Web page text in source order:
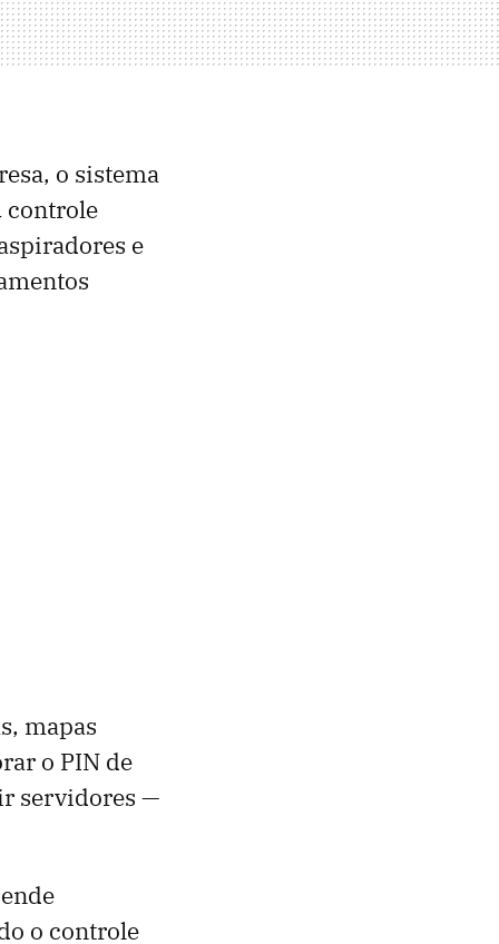
o sistema
controle
e
mapas
o PIN de
servidores —
o controle